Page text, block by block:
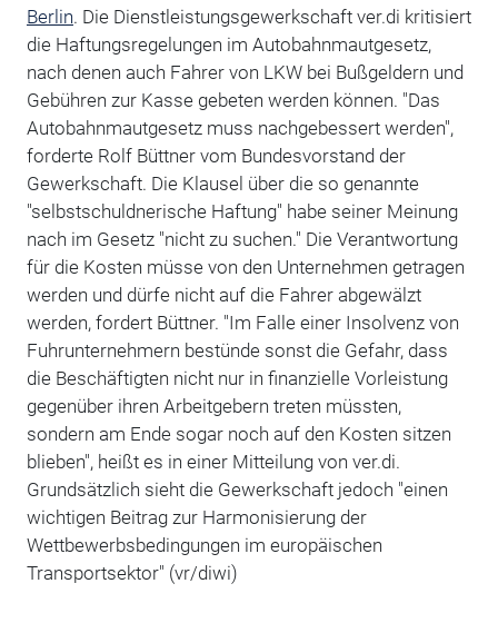
Berlin. Die Dienstleistungsgewerkschaft ver.di kritisiert
die Haftungsregelungen im Autobahnmautgesetz,
nach denen auch Fahrer von LKW bei Bußgeldern und
Gebühren zur Kasse gebeten werden können. "Das
Autobahnmautgesetz muss nachgebessert werden",
forderte Rolf Büttner vom Bundesvorstand der
Gewerkschaft. Die Klausel über die so genannte
"selbstschuldnerische Haftung" habe seiner Meinung
nach im Gesetz "nicht zu suchen." Die Verantwortung
für die Kosten müsse von den Unternehmen getragen
werden und dürfe nicht auf die Fahrer abgewälzt
werden, fordert Büttner. "Im Falle einer Insolvenz von
Fuhrunternehmern bestünde sonst die Gefahr, dass
die Beschäftigten nicht nur in finanzielle Vorleistung
gegenüber ihren Arbeitgebern treten müssten,
sondern am Ende sogar noch auf den Kosten sitzen
blieben", heißt es in einer Mitteilung von ver.di.
Grundsätzlich sieht die Gewerkschaft jedoch "einen
wichtigen Beitrag zur Harmonisierung der
Wettbewerbsbedingungen im europäischen
Transportsektor" (vr/diwi)